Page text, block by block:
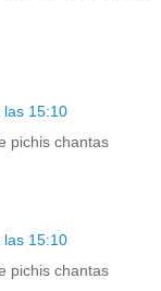
las 15:10
pichis chantas
las 15:10
pichis chantas